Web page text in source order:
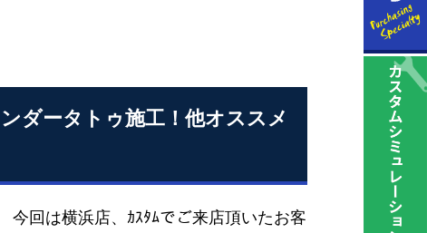
ダータトゥ施工！他オススメ
今回は横浜店、ｶｽﾀﾑでご来店頂いたお客